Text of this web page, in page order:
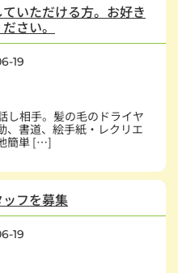
いただける方。お好き
さい。
19
し相手。髪の毛のドライヤ
、書道、絵手紙・レクリエ
簡単 […]
フを募集
19